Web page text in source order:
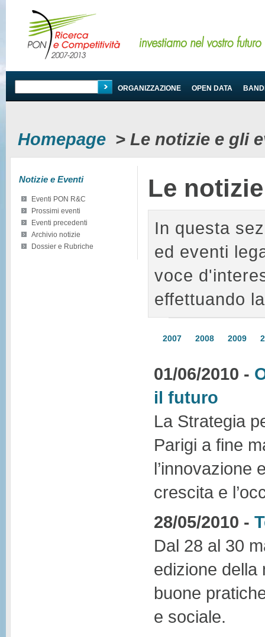
PROGRAMMA ORGANIZZAZIONE OPEN DATA
Homepage > Le notizie e gli
Notizie e Eventi
Eventi PON R&C
Prossimi eventi
Eventi precedenti
Archivio notizie
Dossier e Rubriche
Le
In questa
ed eventi
voce
effettuando
2007 2008 2009
01/06/2010 -
il futuro
La Strategia
Parigi a fine
l’innovazione
crescita e
28/05/2010 -
Dal 28 al 30
edizione della
buone
e sociale.